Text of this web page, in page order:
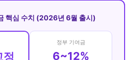
핵심 수치 (2026년 6월 출시)
정
정부 기여금
6~12%